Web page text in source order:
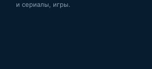
и сериалы, игры.